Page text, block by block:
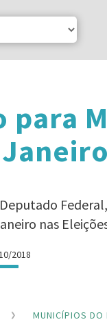
para
nas
2018
MUNICÍPIOS DO